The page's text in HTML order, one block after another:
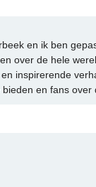
en ik ben
over de hele
inspirerende
en fans